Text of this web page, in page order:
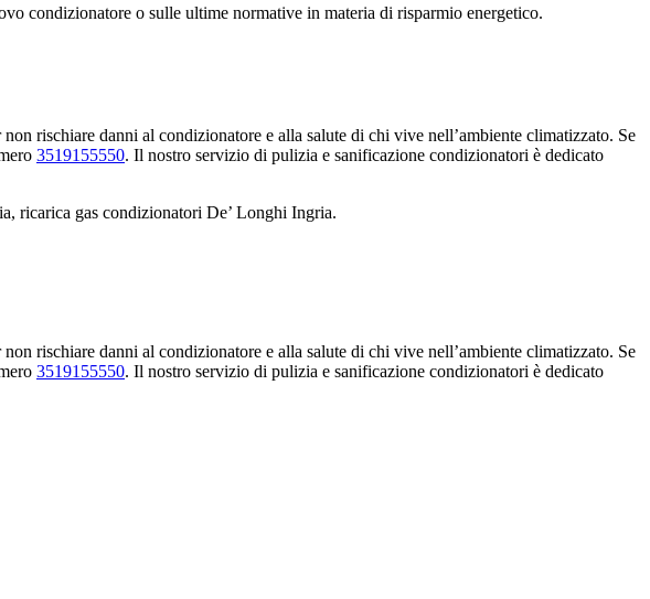
condizionatore o sulle ultime normative in materia di risparmio energetico.
rischiare danni al condizionatore e alla salute di chi vive nell’ambiente climatizzato. Se
3519155550. Il nostro servizio di pulizia e sanificazione condizionatori è dedicato
ricarica gas condizionatori De’ Longhi Ingria.
rischiare danni al condizionatore e alla salute di chi vive nell’ambiente climatizzato. Se
3519155550. Il nostro servizio di pulizia e sanificazione condizionatori è dedicato